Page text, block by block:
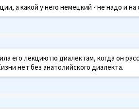
а какой у него немецкий - не надо и на
его лекцию по диалектам, когда он
нет без анатолийского диалекта.